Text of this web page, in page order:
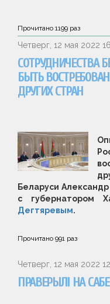
Прочитано 1199 раз
Четверг, 12 мая 2022
СОТРУДНИЧЕСТВА
БЫТЬ
ДРУГИХ СТРАН
Беларуси
с губернатором
Дегтяревым.
Прочитано 991 раз
Четверг, 12 мая 2022
ПРАВЕРЫЛІ НА САБЕ